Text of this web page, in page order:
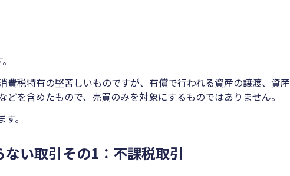
費税特有の堅苦しいものですが、有償で行われる資産の譲渡、資産
どを含めたもので、売買のみを対象にするものではありません。
。
い取引その1：不課税取引